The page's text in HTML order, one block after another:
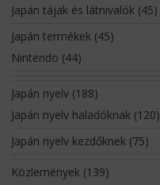
Japán tájak és látnivalók(45)
Japán termékek(45)
Nintendo (44)
Japán nyelv(188)
Japán nyelv haladóknak(120)
Japán nyelv kezdőknek(75)
Közlemények(139)